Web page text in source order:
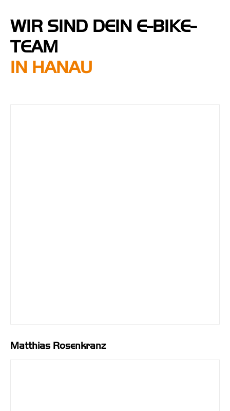
WIR SIND DEIN E-BIKE-
TEAM
IN HANAU
Matthias Rosenkranz